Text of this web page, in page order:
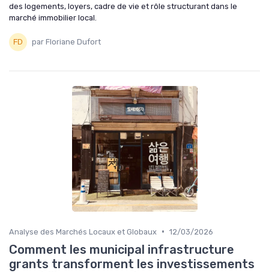
des logements, loyers, cadre de vie et rôle structurant dans le
marché immobilier local.
par Floriane Dufort
Analyse des Marchés Locaux et Globaux • 12/03/2026
Comment les municipal infrastructure
grants transforment les investissements